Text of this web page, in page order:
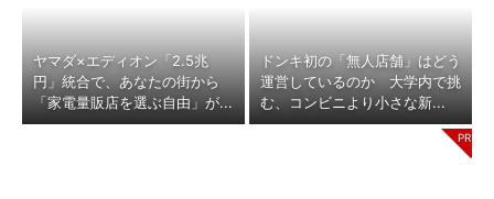
ヤマダ×エディオン「2.5兆
円」統合で、あなたの街から
「家電量販店を選ぶ自由」が...
ドンキ初の「無人店舗」はどう
運営しているのか 大学内で挑
む、コンビニより小さな新...